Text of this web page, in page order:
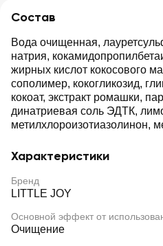
Состав
Вода очищенная,
натрия,
жирных кислот кокосового
сополимер, кокогликозид,
кокоат, экстракт ромашки,
динатриевая соль ЭДТК,
метилхлороизотиазолинон,
Характеристики
Бренд
LITTLE JOY
Основной эффект от
Очищение